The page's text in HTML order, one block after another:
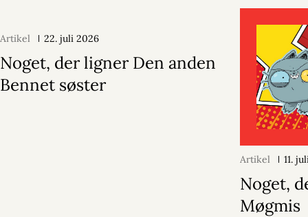
Artikel 22. juli 2026
Noget, der ligner Den anden
Bennet søster
Artikel 11.
Noget,
Møgmis